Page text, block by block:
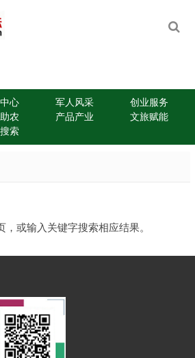
心 军人风采
创业服务
农 产品产业
文旅赋能
索
或输入关键字搜索相应结果。